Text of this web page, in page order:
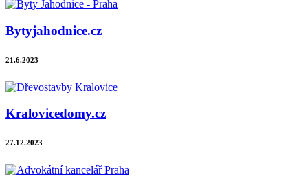
Bytyjahodnice.cz
21.6.2023
Kralovicedomy.cz
27.12.2023